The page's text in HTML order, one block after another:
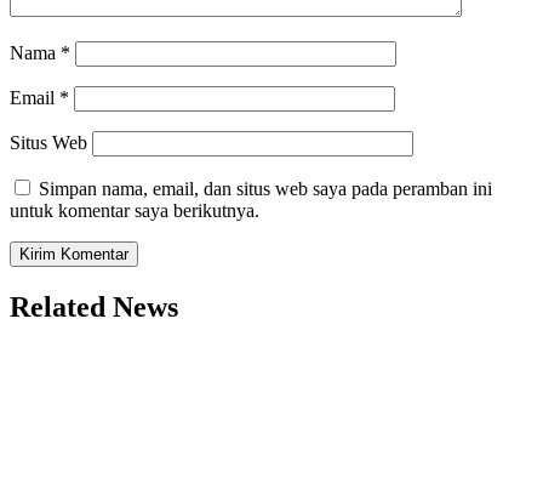
Nama *
Email *
Situs Web
Simpan nama, email, dan situs web saya pada peramban ini
untuk komentar saya berikutnya.
Related News